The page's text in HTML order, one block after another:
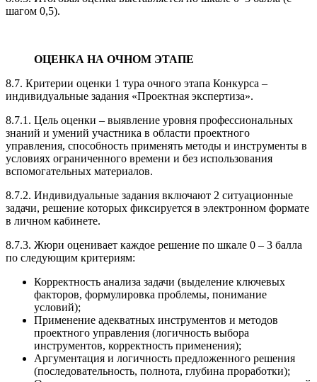
шагом 0,5).
ОЦЕНКА НА ОЧНОМ ЭТАПЕ
8.7. Критерии оценки 1 тура очного этапа Конкурса –
индивидуальные задания «Проектная экспертиза».
8.7.1. Цель оценки – выявление уровня профессиональных
знаний и умений участника в области проектного
управления, способность применять методы и инструменты в
условиях ограниченного времени и без использования
вспомогательных материалов.
8.7.2. Индивидуальные задания включают 2 ситуационные
задачи, решение которых фиксируется в электронном формате
в личном кабинете.
8.7.3. Жюри оценивает каждое решение по шкале 0 – 3 балла
по следующим критериям:
Корректность анализа задачи (выделение ключевых
факторов, формулировка проблемы, понимание
условий);
Применение адекватных инструментов и методов
проектного управления (логичность выбора
инструментов, корректность применения);
Аргументация и логичность предложенного решения
(последовательность, полнота, глубина проработки);